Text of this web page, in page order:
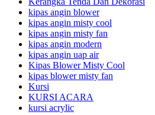
kipas angin blower
kipas angin misty cool
kipas angin misty fan
kipas angin modern
kipas angin uap air
Kipas Blower Misty Cool
kipas blower misty fan
Kursi
KURSI ACARA
kursi acrylic